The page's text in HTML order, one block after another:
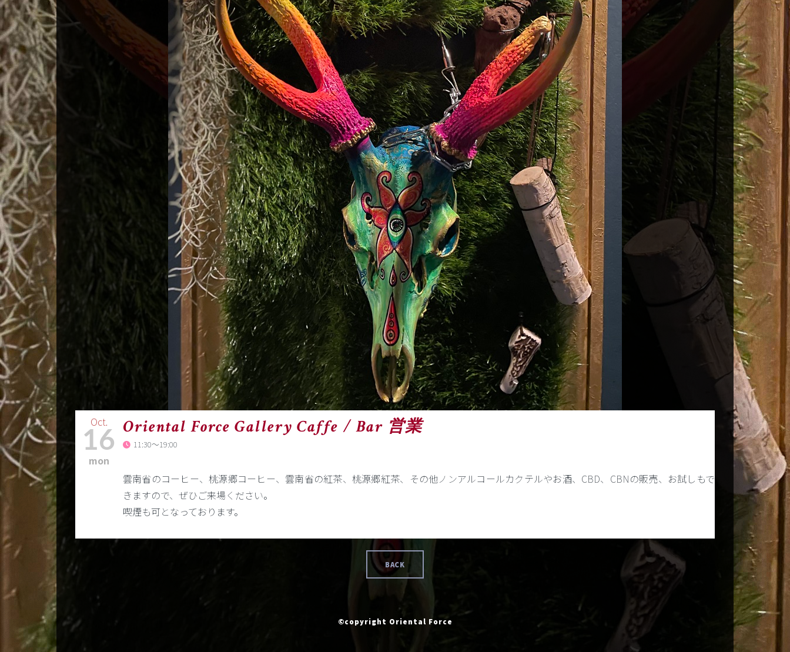
Oct.
16
mon
Oriental Force Gallery Caffe / Bar 営業
11:30～19:00
雲南省のコーヒー、桃源郷コーヒー、雲南省の紅茶、桃源郷紅茶、その他ノンアルコールカクテルやお酒、CBD、CBNの販売、お試しもで
きますので、ぜひご来場ください。
喫煙も可となっております。
BACK
©copyright Oriental Force